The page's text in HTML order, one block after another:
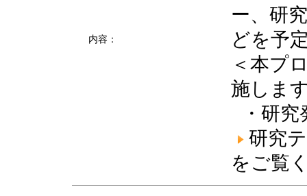
内容：
ー、研
どを予
＜本プ
施しま
・研究
研究
をご覧